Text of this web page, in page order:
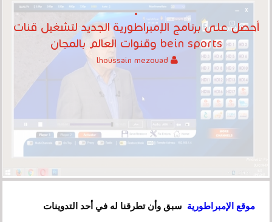
أحصل على برنامج الإمبراطورية الجديد لتشغيل قنات
bein sports وقنوات العالم بالمجان
موقع الإمبراطورية سبق وأن تطرقنا له في أحد التدوينات